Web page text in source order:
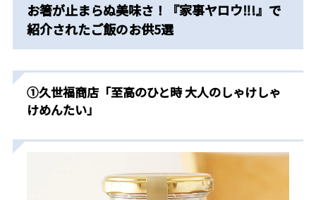
お箸が止まらぬ美味さ！
『家事ヤロウ‼︎!』で
紹介されたご飯のお供5選
①久世福商店「至高のひと時 大人のしゃけしゃ
けめんたい」